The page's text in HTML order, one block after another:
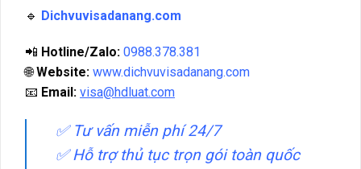
🔹 Dichvuvisadanang.com
📲 Hotline/Zalo: 0988.378.381
🌐Website: www.dichvuvisadanang.com
📧 Email: visa@hdluat.com
✅ Tư vấn miễn phí 24/7
✅ Hỗ trợ thủ tục trọn gói toàn quốc